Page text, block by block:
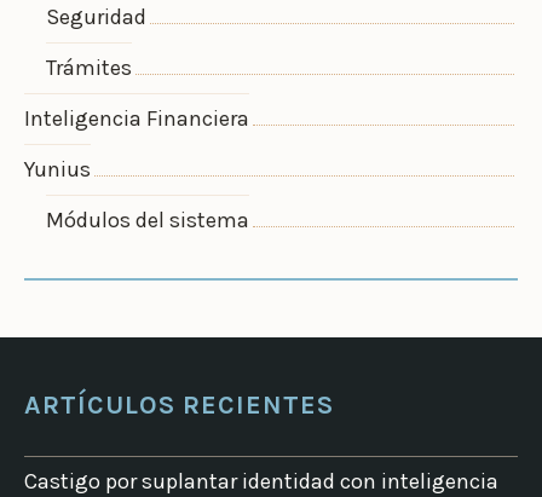
Seguridad
Trámites
Inteligencia Financiera
Yunius
Módulos del sistema
ARTÍCULOS RECIENTES
Castigo por suplantar identidad con inteligencia